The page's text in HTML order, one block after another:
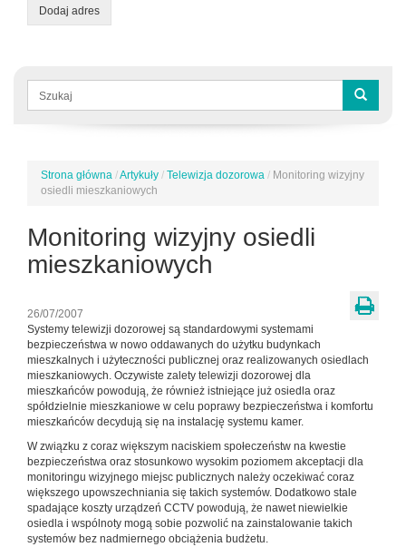
Dodaj adres
Formularz
wyszukiwania
Jesteś
tutaj
Strona główna /Artykuły / Telewizja dozorowa / Monitoring wizyjny
osiedli mieszkaniowych
Monitoring wizyjny osiedli
mieszkaniowych
26/07/2007
Systemy telewizji dozorowej są standardowymi systemami
bezpieczeństwa w nowo oddawanych do użytku budynkach
mieszkalnych i użyteczności publicznej oraz realizowanych osiedlach
mieszkaniowych. Oczywiste zalety telewizji dozorowej dla
mieszkańców powodują, że również istniejące już osiedla oraz
spółdzielnie mieszkaniowe w celu poprawy bezpieczeństwa i komfortu
mieszkańców decydują się na instalację systemu kamer.
W związku z coraz większym naciskiem społeczeństw na kwestie
bezpieczeństwa oraz stosunkowo wysokim poziomem akceptacji dla
monitoringu wizyjnego miejsc publicznych należy oczekiwać coraz
większego upowszechniania się takich systemów. Dodatkowo stale
spadające koszty urządzeń CCTV powodują, że nawet niewielkie
osiedla i wspólnoty mogą sobie pozwolić na zainstalowanie takich
systemów bez nadmiernego obciążenia budżetu.